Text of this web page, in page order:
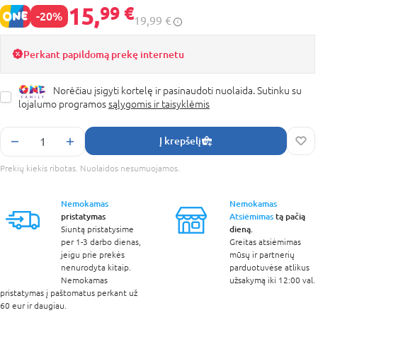
-20% 15,99 €19,99 €
Perkant papildomą prekę internetu
Norėčiau įsigyti kortelę ir pasinaudoti nuolaida. Sutinku su
lojalumo programossąlygomis ir taisyklėmis
Į krepšelį
Prekių kiekis ribotas. Nuolaidos nesumuojamos.
Nemokamas
pristatymas
Siuntą pristatysime
per 1-3 darbo dienas,
jeigu prie prekės
nenurodyta kitaip.
Nemokamas
pristatymas į paštomatus perkant už
60 eur ir daugiau.
Nemokamas
Atsiėmimastą pačią
dieną.
Greitas atsiėmimas
mūsų ir partnerių
parduotuvėse atlikus
užsakymą iki 12:00 val.